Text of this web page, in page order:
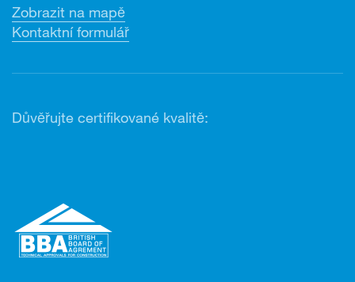
Zobrazit na mapě
Kontaktní formulář
Důvěřujte certifikované kvalitě: